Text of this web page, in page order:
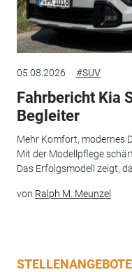
05.08.2026 #SUV
Fahrbericht Kia
Begleiter
Mehr Komfort, modernes
Mit der Modellpflege
Das Erfolgsmodell zeigt,
von Ralph M. Meunzel
STELLENANGEBOTE